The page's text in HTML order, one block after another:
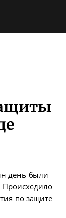
день были
по защите